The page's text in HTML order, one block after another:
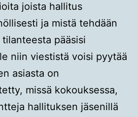
joista hallitus
ja mistä tehdään
pääsisi
niin viestistä voisi pyytää
asiasta on
missä kokouksessa,
hallituksen jäsenillä